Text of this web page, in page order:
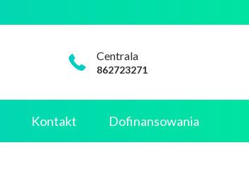
Centrala
862723271
Kontakt Dofinansowania